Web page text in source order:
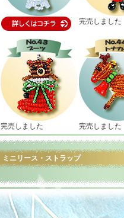
完売しました
完売しました 完売しました
ミニリース・ストラップ